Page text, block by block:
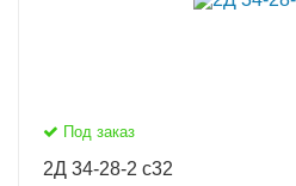
Под заказ
2Д 34-28-2 с32